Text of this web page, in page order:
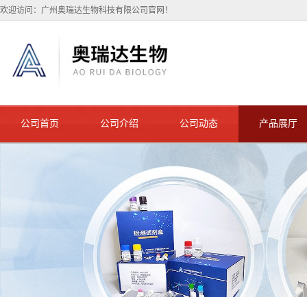
欢迎访问：广州奥瑞达生物科技有限公司官网！
公司首页 公司介绍 公司动态 产品展厅